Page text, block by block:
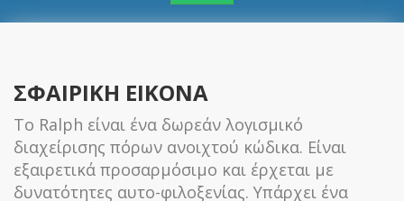
ΣΦΑΙΡΙΚΗ ΕΙΚΟΝΑ
Το Ralph είναι ένα δωρεάν λογισμικό
διαχείρισης πόρων ανοιχτού κώδικα. Είναι
εξαιρετικά προσαρμόσιμο και έρχεται με
δυνατότητες αυτο-φιλοξενίας. Υπάρχει ένα